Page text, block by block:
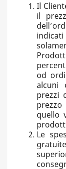
Il
il
od
alcuni
prezzi
quello
Le